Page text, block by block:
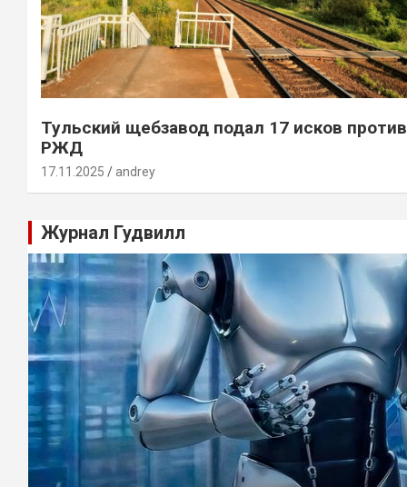
Тульский щебзавод подал 17 исков против
РЖД
17.11.2025 andrey
Журнал Гудвилл